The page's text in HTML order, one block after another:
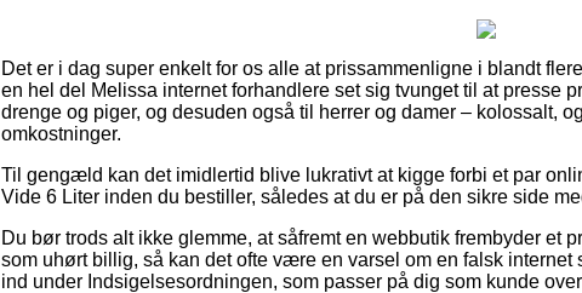
Det er i dag super enkelt for os alle at prissammenligne i blandt
en hel del Melissa internet forhandlere set sig tvunget til at presse
drenge og piger, og desuden også til herrer og damer – kolossalt,
omkostninger.
Til gengæld kan det imidlertid blive lukrativt at kigge forbi et par
Vide 6 Liter inden du bestiller, således at du er på den sikre side
Du bør trods alt ikke glemme, at såfremt en webbutik frembyder et
som uhørt billig, så kan det ofte være en varsel om en falsk
ind under Indsigelsesordningen, som passer på dig som kunde